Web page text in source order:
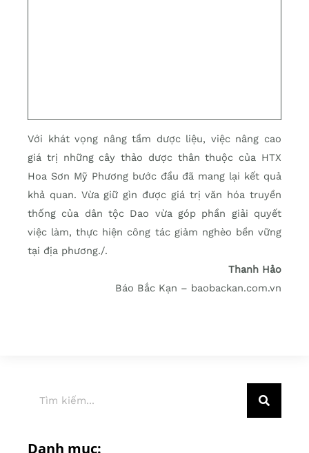
Với khát vọng nâng tầm dược liệu, việc nâng cao
giá trị những cây thảo dược thân thuộc của HTX
Hoa Sơn Mỹ Phương bước đầu đã mang lại kết quả
khả quan. Vừa giữ gìn được giá trị văn hóa truyền
thống của dân tộc Dao vừa góp phần giải quyết
việc làm, thực hiện công tác giảm nghèo bền vững
tại địa phương./.
Thanh Hảo
Báo Bắc Kạn – baobackan.com.vn
Danh mục: